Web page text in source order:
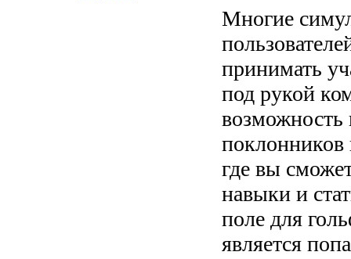
Многие
принимать
под рукой
возможность
поклонников
где вы
навыки и
поле для
является